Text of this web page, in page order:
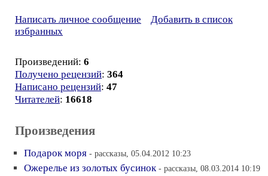
Написать личное сообщение
Добавить в список
избранных
Произведений: 6
Получено рецензий: 364
Написано рецензий: 47
Читателей: 16618
Произведения
Подарок моря - рассказы, 05.04.2012 10:23
Ожерелье из золотых бусинок - рассказы, 08.03.2014 10:19